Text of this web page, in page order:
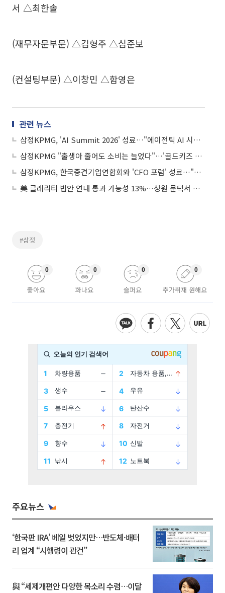
서 △최한솔
(재무자문부문) △김형주 △심준보
(컨설팅부문) △이창민 △함영은
관련 뉴스
삼정KPMG, 'AI Summit 2026' 성료…"에이전틱 AI 시대 AX 전략 재정립 필요"
삼정KPMG "출생아 줄어도 소비는 늘었다"…'골드키즈 시대' 키즈 식품 시장 재편
삼정KPMG, 한국중견기업연합회와 'CFO 포럼' 성료…"M&A·리스크 관리 등 논의"
美 클래리티 법안 연내 통과 가능성 13%…상원 문턱서 제동
#삼정
좋아요
0
화나요
0
슬퍼요
0
추가취재 원해요
0
주요뉴스
‘한국판 IRA’ 베일 벗었지만…반도체·배터
리 업계 “시행령이 관건”
與 “세제개편안 다양한 목소리 수렴…이달